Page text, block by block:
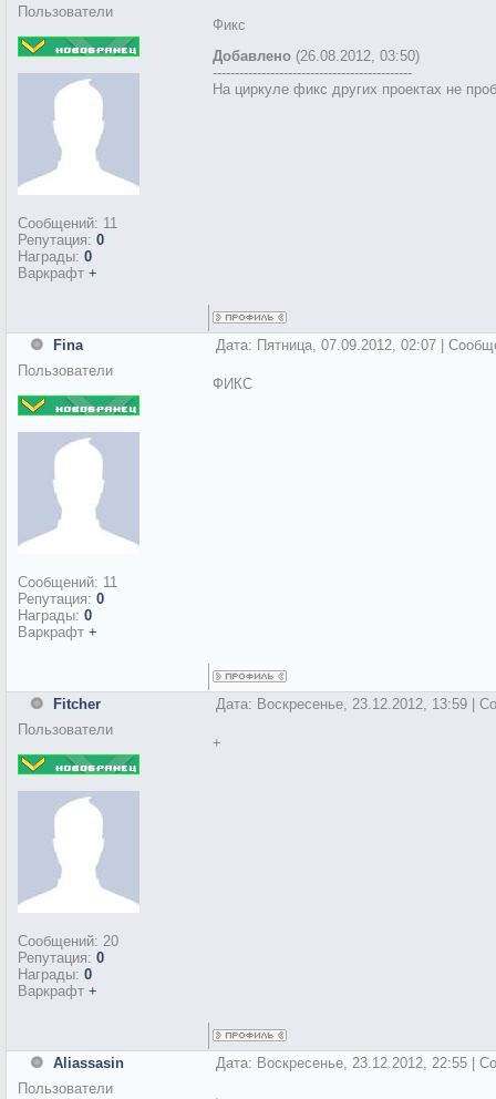
Пользователи
Сообщений: 11
Репутация: 0
Награды: 0
Варкрафт +
Фикс
Добавлено (26.08.2012, 03:50)
---------------------------------------------
На циркуле фикс других проектах не
Fina
Дата: Пятница, 07.09.2012, 02:07 |
Пользователи
Сообщений: 11
Репутация: 0
Награды: 0
Варкрафт +
ФИКС
Fitcher
Дата: Воскресенье, 23.12.2012, 13:59 |
Пользователи
Сообщений: 20
Репутация: 0
Награды: 0
Варкрафт +
+
Aliassasin
Дата: Воскресенье, 23.12.2012, 22:55 |
Пользователи